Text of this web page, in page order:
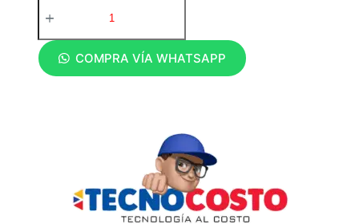
COMPRA VÍA WHATSAPP